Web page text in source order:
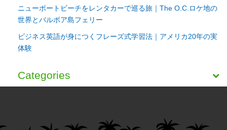
ニューポートビーチをレンタカーで巡る旅｜The O.C.ロケ地の
世界とバルボア島フェリー
ビジネス英語が身につくフレーズ式学習法｜アメリカ20年の実
体験
Categories